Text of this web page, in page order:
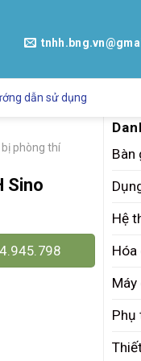
dẫn sử dụng
Bàn
Hệ
Hóa
Phụ
phòng thí
Sino